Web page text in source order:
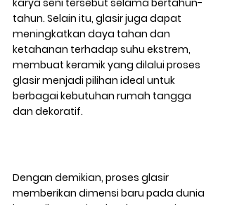
tahun. Selain itu, glasir juga dapat
meningkatkan daya tahan dan
ketahanan terhadap suhu ekstrem,
membuat keramik yang dilalui proses
glasir menjadi pilihan ideal untuk
berbagai kebutuhan rumah tangga
dan dekoratif.
Dengan demikian, proses glasir
memberikan dimensi baru pada dunia